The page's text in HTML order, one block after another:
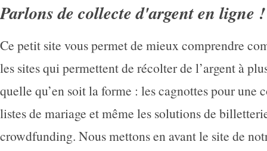
Parlons de collecte d'argent en ligne !
Ce petit site vous permet de mieux comprendre
les sites qui permettent de récolter de l’argent à
quelle qu’en soit la forme : les cagnottes pour une
listes de mariage et même les solutions de
crowdfunding. Nous mettons en avant le site de